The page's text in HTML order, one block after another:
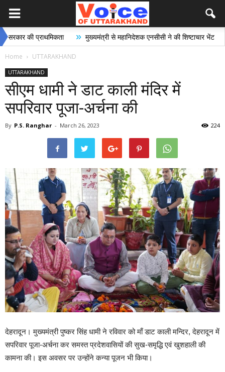
की प्राथमिकता » मुख्यमंत्री से महानिदेशक एनसीसी ने की शिष्टाचार भेंट »
Home UTTARAKHAND
UTTARAKHAND
सीएम धामी ने डाट काली मंदिर में
सपरिवार पूजा-अर्चना की
By P.S. Ranghar - March 26, 2023 224
देहरादून। मुख्यमंत्री पुष्कर सिंह धामी ने रविवार को माँ डाट काली मन्दिर, देहरादून में
सपरिवार पूजा-अर्चना कर समस्त प्रदेशवासियों की सुख-समृद्धि एवं खुशहाली की
कामना की। इस अवसर पर उन्होंने कन्या पूजन भी किया।